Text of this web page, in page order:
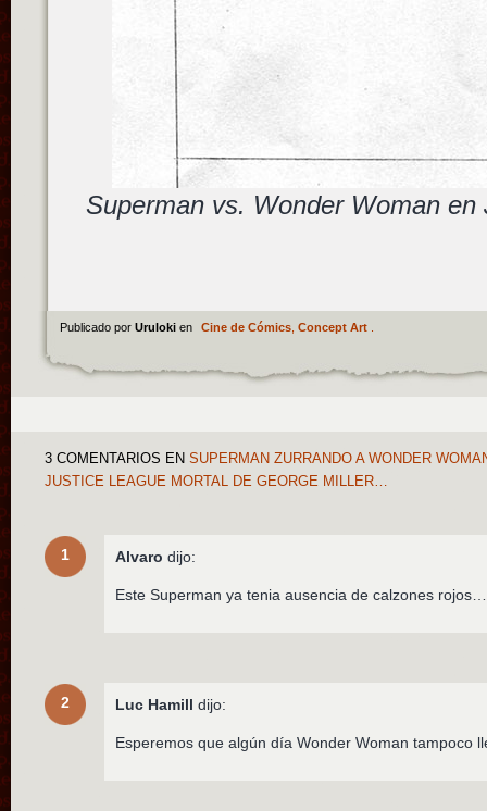
Superman vs. Wonder Woman en
Publicado por Uruloki en Cine de Cómics, Concept Art.
3 COMENTARIOS EN SUPERMAN ZURRANDO A WONDER
JUSTICE LEAGUE MORTAL DE GEORGE MILLER…
1 Alvaro dijo:
Este Superman ya tenia ausencia de calzones
2 Luc Hamill dijo:
Esperemos que algún día Wonder Woman tampoco